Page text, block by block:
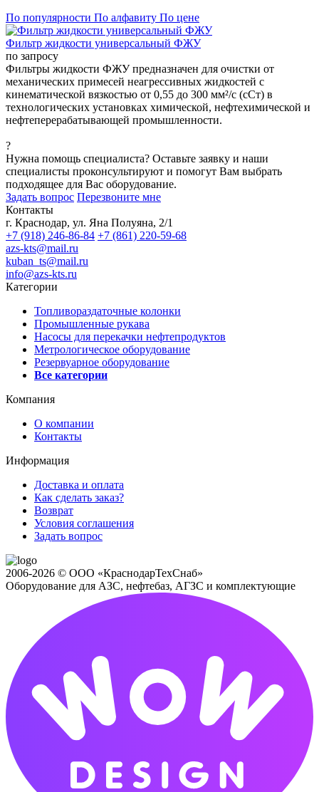
По популярности По алфавиту По цене
Фильтр жидкости универсальный ФЖУ
по запросу
Фильтры жидкости ФЖУ предназначен для очистки от
механических примесей неагрессивных жидкостей с
кинематической вязкостью от 0,55 до 300 мм²/с (сСт) в
технологических установках химической, нефтехимической и
нефтеперерабатывающей промышленности.
?
Нужна помощь специалиста? Оставьте заявку и наши
специалисты проконсультируют и помогут Вам выбрать
подходящее для Вас оборудование.
Задать вопрос Перезвоните мне
Контакты
г. Краснодар, ул. Яна Полуяна, 2/1
+7 (918) 246-86-84 +7 (861) 220-59-68
azs-kts@mail.ru
kuban_ts@mail.ru
info@azs-kts.ru
Категории
Топливораздаточные колонки
Промышленные рукава
Насосы для перекачки нефтепродуктов
Метрологическое оборудование
Резервуарное оборудование
Все категории
Компания
О компании
Контакты
Информация
Доставка и оплата
Как сделать заказ?
Возврат
Условия соглашения
Задать вопрос
2006-2026 © ООО «КраснодарТехСнаб»
Оборудование для АЗС, нефтебаз, АГЗС и комплектующие